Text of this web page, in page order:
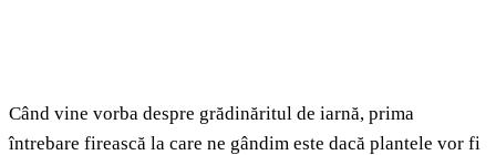
Când vine vorba despre grădinăritul de iarnă, prima
întrebare firească la care ne gândim este dacă plantele vor fi